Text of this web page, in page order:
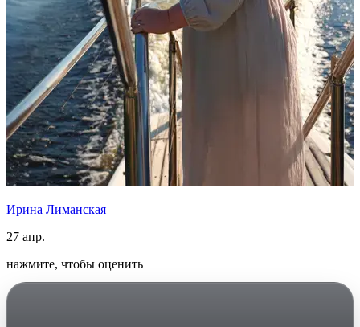
Ирина Лиманская
27 апр.
нажмите, чтобы оценить